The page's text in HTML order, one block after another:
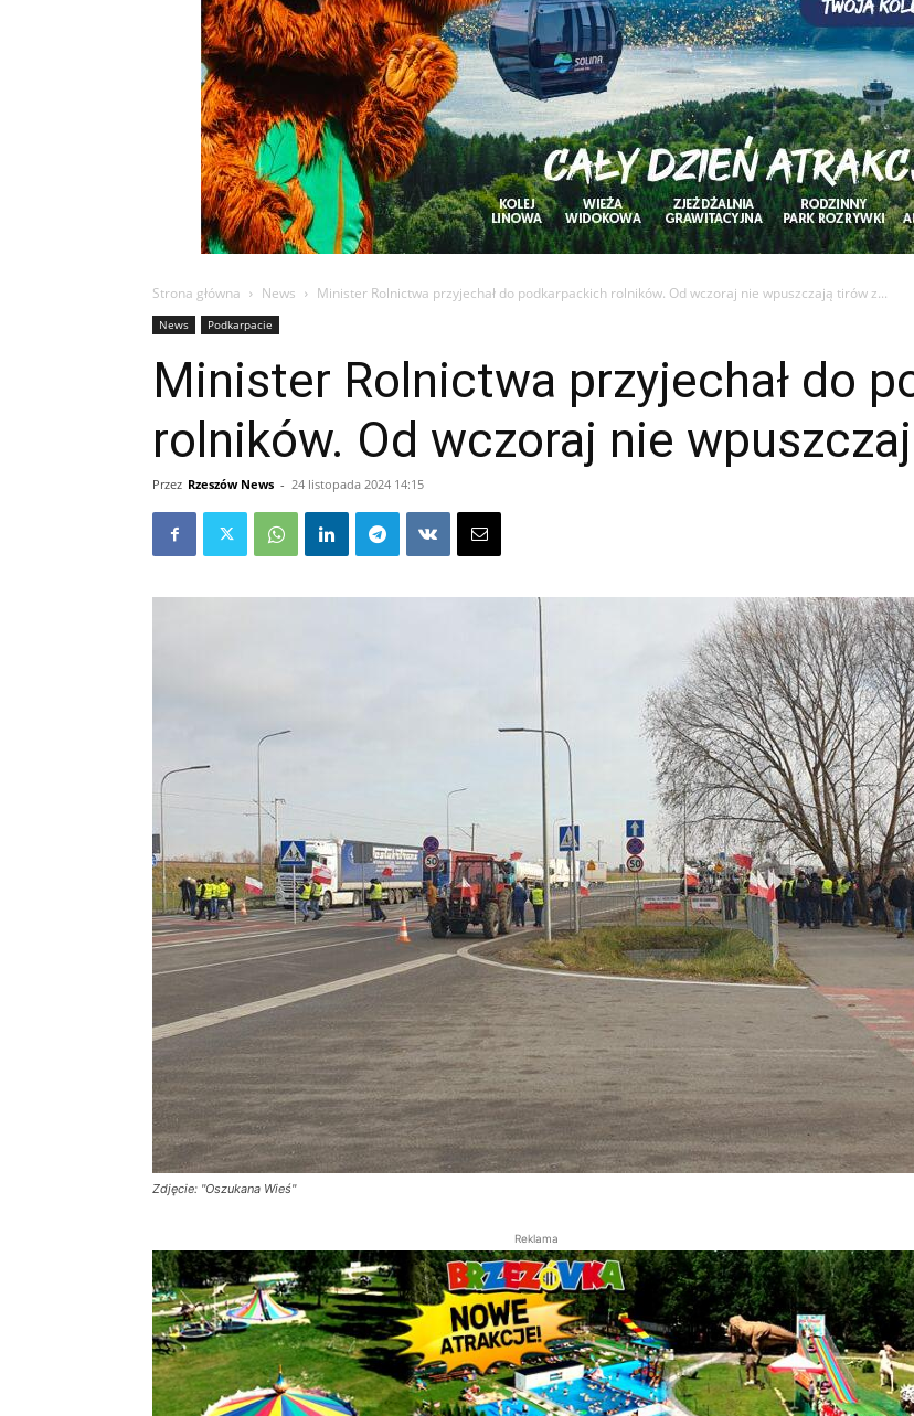
Strona główna News Minister Rolnictwa przyjechał do podkarpackich rolników. Od wczoraj nie wpuszczają tirów z...
News Podkarpacie
Minister Rolnictwa przyjechał do
rolników. Od wczoraj nie
Przez Rzeszów News - 24 listopada 2024 14:15
Zdjęcie: "Oszukana Wieś"
Reklama